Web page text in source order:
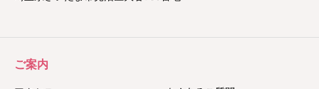
ご案内